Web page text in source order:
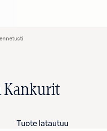
Kankurit
Tuote latautuu